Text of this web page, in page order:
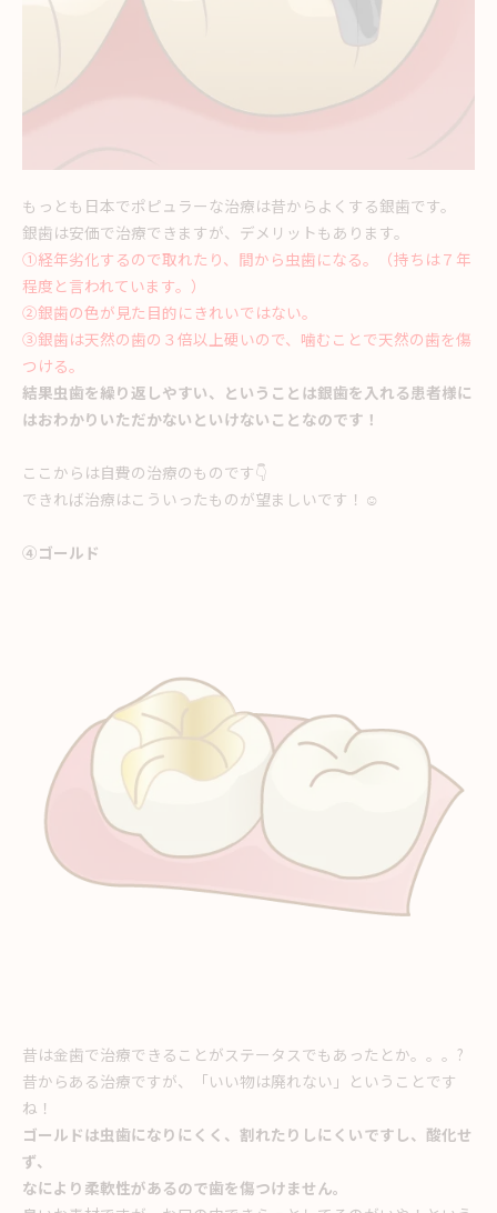
もっとも日本でポピュラーな治療は昔からよくする銀歯です。
銀歯は安価で治療できますが、デメリットもあります。
①経年劣化するので取れたり、間から虫歯になる。（持ちは７年
程度と言われています。）
②銀歯の色が見た目的にきれいではない。
③銀歯は天然の歯の３倍以上硬いので、噛むことで天然の歯を傷
つける。
結果虫歯を繰り返しやすい、ということは銀歯を入れる患者様に
はおわかりいただかないといけないことなのです！
ここからは自費の治療のものです👇
できれば治療はこういったものが望ましいです！☺
④ゴールド
昔は金歯で治療できることがステータスでもあったとか。。。?
昔からある治療ですが、「いい物は廃れない」ということです
ね！
ゴールドは虫歯になりにくく、割れたりしにくいですし、酸化せ
ず、
なにより柔軟性があるので歯を傷つけません。